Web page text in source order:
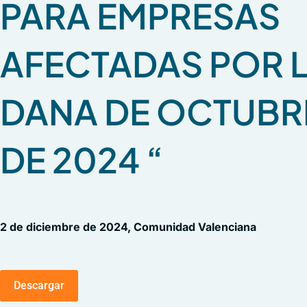
PARA EMPRESAS
AFECTADAS POR
DANA DE
DE 2024 “
2 de diciembre de 2024, Comunidad Valenciana
Descargar